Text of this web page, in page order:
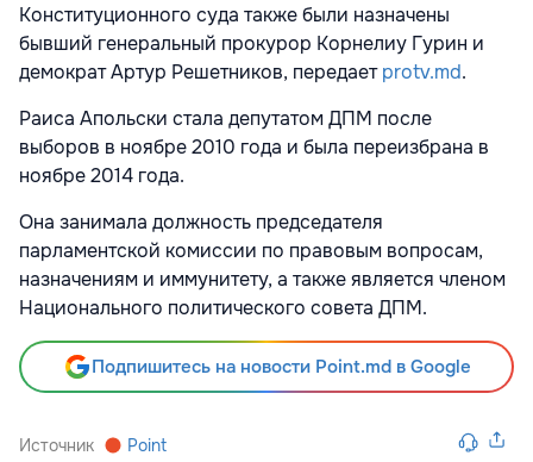
Конституционного суда также были назначены
бывший генеральный прокурор Корнелиу Гурин и
демократ Артур Решетников, передаетprotv.md.
Раиса Апольски стала депутатом ДПМ после
выборов в ноябре 2010 года и была переизбрана в
ноябре 2014 года.
Она занимала должность председателя
парламентской комиссии по правовым вопросам,
назначениям и иммунитету, а также является членом
Национального политического совета ДПМ.
Подпишитесь на новости Point.md в Google
Источник Point